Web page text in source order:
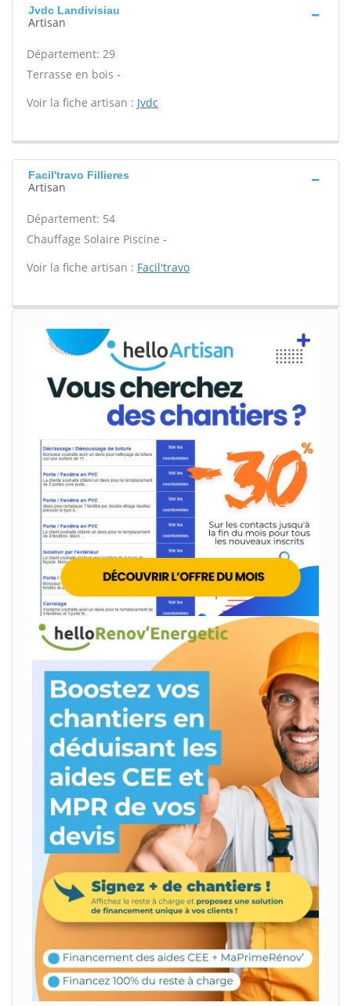
Jvdc Landivisiau
Artisan
Département: 29
Terrasse en bois -
Voir la fiche artisan : Jvdc
Facil'travo Fillieres
Artisan
Département: 54
Chauffage Solaire Piscine -
Voir la fiche artisan : Facil'travo